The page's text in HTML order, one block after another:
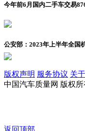
今年前6月国内二手车交易
公安部：2023年上半年全国
版权声明 服务协议 关
中国汽车质量网 版权所
返回顶部